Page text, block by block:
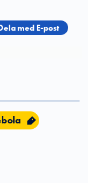
med E-post